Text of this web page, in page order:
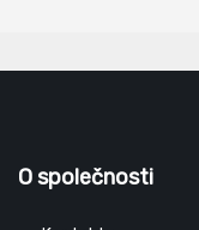
O společnosti